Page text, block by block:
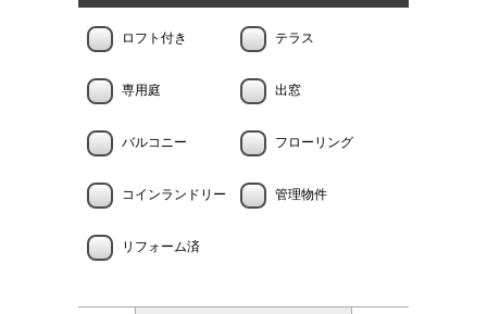
ロフト付き テラス
専用庭 出窓
バルコニー フローリング
コインランドリー 管理物件
リフォーム済